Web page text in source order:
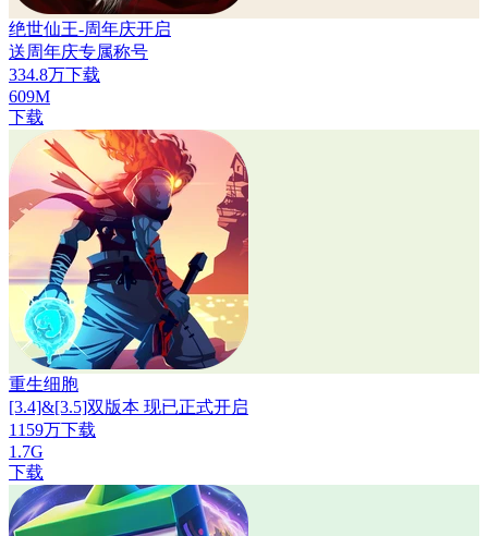
绝世仙王-周年庆开启
送周年庆专属称号
334.8万下载
609M
下载
重生细胞
[3.4]&[3.5]双版本 现已正式开启
1159万下载
1.7G
下载